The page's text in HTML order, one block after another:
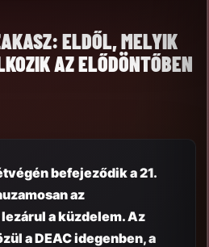
ELDŐL, MELYIK
AZ ELŐDÖNTŐBEN
befejeződik a 21.
az
a küzdelem. Az
a DEAC idegenben, a